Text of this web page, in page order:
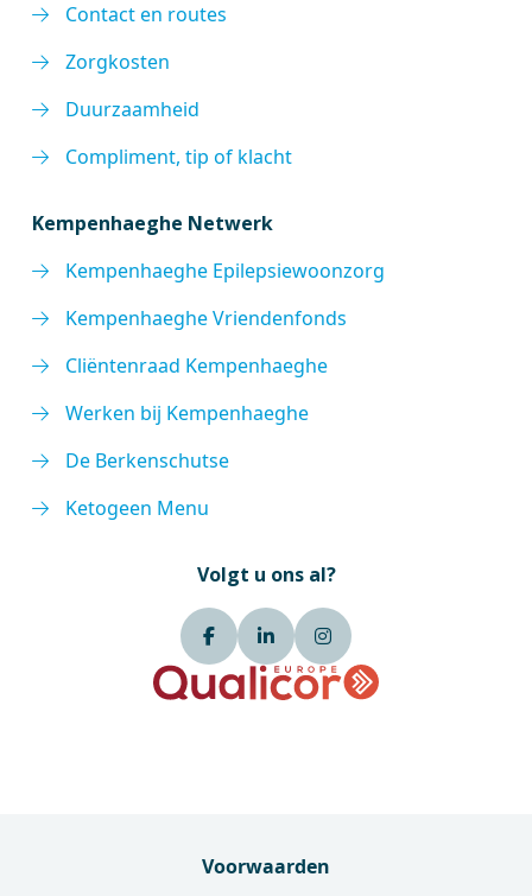
Contact en routes
Zorgkosten
Duurzaamheid
Compliment, tip of klacht
Kempenhaeghe Netwerk
Kempenhaeghe Epilepsiewoonzorg
Kempenhaeghe Vriendenfonds
Cliëntenraad Kempenhaeghe
Werken bij Kempenhaeghe
De Berkenschutse
Ketogeen Menu
Volgt u ons al?
Voorwaarden